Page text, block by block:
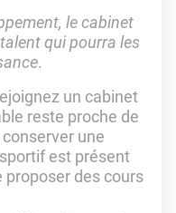
le cabinet
qui pourra les
.
un cabinet
reste proche de
une
est présent
proposer des cours